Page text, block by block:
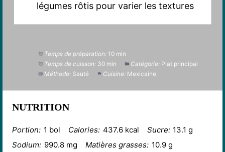
légumes rôtis pour varier les textures
Temps de préparation: 10 min
Temps de cuisson: 30 min Catégorie: Plat principal
Méthode: Sauté Cuisine: Mexicaine
NUTRITION
Portion: 1 bol Calories: 437.6 kcal Sucre: 13.1 g
Sodium: 990.8 mg Matières grasses: 10.9 g